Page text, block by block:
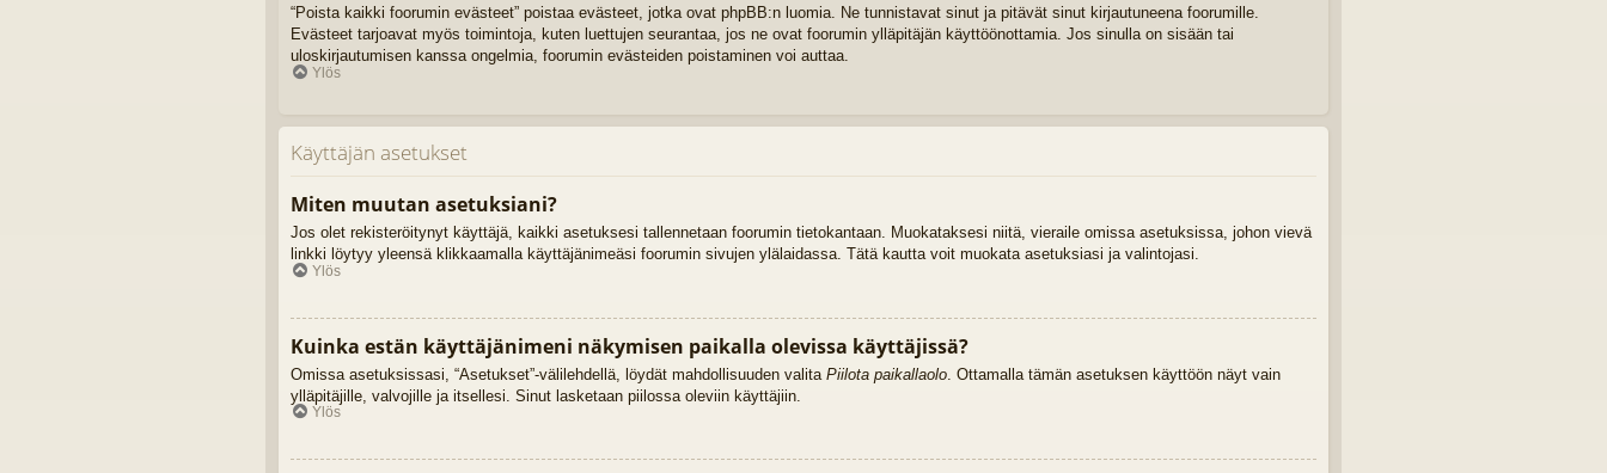
“Poista kaikki foorumin evästeet” poistaa evästeet, jotka ovat phpBB:n luomia. Ne tunnistavat sinut ja pitävät sinut kirjautuneena foorumille.
Evästeet tarjoavat myös toimintoja, kuten luettujen seurantaa, jos ne ovat foorumin ylläpitäjän käyttöönottamia. Jos sinulla on sisään tai
uloskirjautumisen kanssa ongelmia, foorumin evästeiden poistaminen voi auttaa.
Ylös
Käyttäjän asetukset
Miten muutan asetuksiani?
Jos olet rekisteröitynyt käyttäjä, kaikki asetuksesi tallennetaan foorumin tietokantaan. Muokataksesi niitä, vieraile omissa asetuksissa, johon vievä
linkki löytyy yleensä klikkaamalla käyttäjänimeäsi foorumin sivujen ylälaidassa. Tätä kautta voit muokata asetuksiasi ja valintojasi.
Ylös
Kuinka estän käyttäjänimeni näkymisen paikalla olevissa käyttäjissä?
Omissa asetuksissasi, “Asetukset”-välilehdellä, löydät mahdollisuuden valita Piilota paikallaolo . Ottamalla tämän asetuksen käyttöön näyt vain
ylläpitäjille, valvojille ja itsellesi. Sinut lasketaan piilossa oleviin käyttäjiin.
Ylös